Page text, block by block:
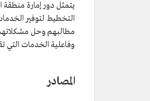
يتمثل دور إمارة منطقة
التخطيط لتوفير
مطالبهم وحل
وفاعلية الخدمات التي
المصادر